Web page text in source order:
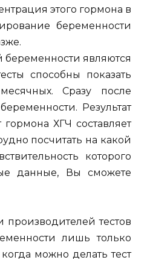
этого гормона в
беременности
беременности являются
способны показать
Сразу после
Результат
гормона ХГЧ составляет
посчитать на какой
которого
данные, Вы сможете
тестов
лишь только
можно делать тест